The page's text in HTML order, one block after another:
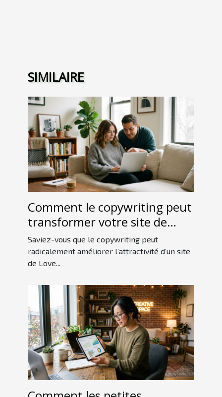
SIMILAIRE
Comment le copywriting peut
transformer votre site de
Love Room ?
Saviez-vous que le copywriting peut
radicalement améliorer l’attractivité d’un site
de Love...